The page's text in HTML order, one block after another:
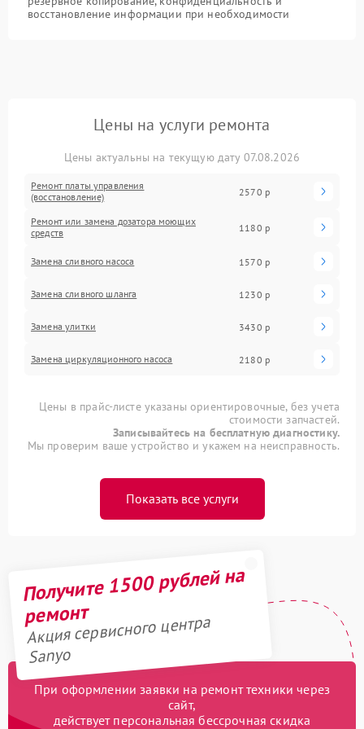
восстановление информации при необходимости
Цены на услуги ремонта
Цены актуальны на текущую дату 07.08.2026
Ремонт платы управления
(восстановление)
2570 р
Ремонт или замена дозатора моющих
средств
1180 р
Замена сливного насоса 1570 р
Замена сливного шланга 1230 р
Замена улитки 3430 р
Замена циркуляционного насоса 2180 р
Цены в прайс-листе указаны ориентировочные, без учета
стоимости запчастей.
Записывайтесь на бесплатную диагностику.
Мы проверим ваше устройство и укажем на неисправность.
Показать все услуги
Получите 1500 рублей на
ремонт
Акция сервисного центра
Sanyo
При оформлении заявки на ремонт техники через
сайт,
действует персональная бессрочная скидка